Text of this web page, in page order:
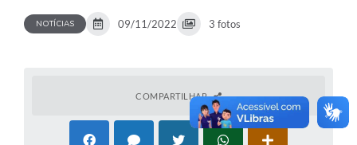
NOTÍCIAS 09/11/2022 3 fotos
COMPARTILHAR